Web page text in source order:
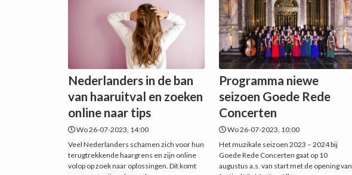
Nederlanders in de ban
van haaruitval en zoeken
online naar tips
Wo 26-07-2023, 14:00
Veel Nederlanders schamen zich voor hun
terugtrekkende haargrens en zijn online
volop op zoek naar oplossingen. Dit komt
Programma niewe
seizoen Goede Rede
Concerten
Wo 26-07-2023, 10:00
Het muzikale seizoen 2023 – 2024 bij
Goede Rede Concerten gaat op 10
augustus a.s. van start met de opening van